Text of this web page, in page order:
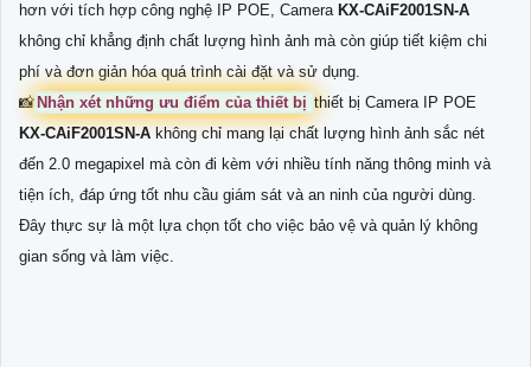
hơn với tích hợp công nghệ IP POE, Camera KX-CAiF2001SN-A
không chỉ khẳng định chất lượng hình ảnh mà còn giúp tiết kiệm chi
phí và đơn giản hóa quá trình cài đặt và sử dụng.
📸 Nhận xét những ưu điểm của thiết bị thiết bị Camera IP POE
KX-CAiF2001SN-Akhông chỉ mang lại chất lượng hình ảnh sắc nét
đến 2.0 megapixel mà còn đi kèm với nhiều tính năng thông minh và
tiện ích, đáp ứng tốt nhu cầu giám sát và an ninh của người dùng.
Đây thực sự là một lựa chọn tốt cho việc bảo vệ và quản lý không
gian sống và làm việc.